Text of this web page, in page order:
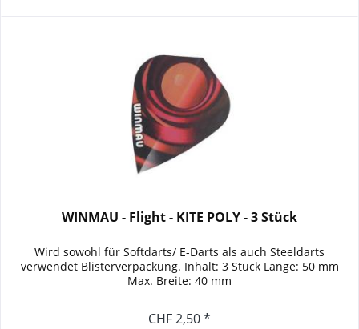
WINMAU - Flight - KITE POLY - 3 Stück
Wird sowohl für Softdarts/ E-Darts als auch Steeldarts
verwendet Blisterverpackung. Inhalt: 3 Stück Länge: 50 mm
Max. Breite: 40 mm
CHF 2,50 *